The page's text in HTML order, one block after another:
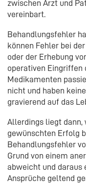
zwischen Arzt und
vereinbart.
Behandlungsfehler
können Fehler bei
oder der Erhebung
operativen Eingriffen
Medikamenten
nicht und haben
gravierend auf das
Allerdings liegt dann,
gewünschten Erfolg
Behandlungsfehler
Grund von einem
abweicht und daraus
Ansprüche geltend